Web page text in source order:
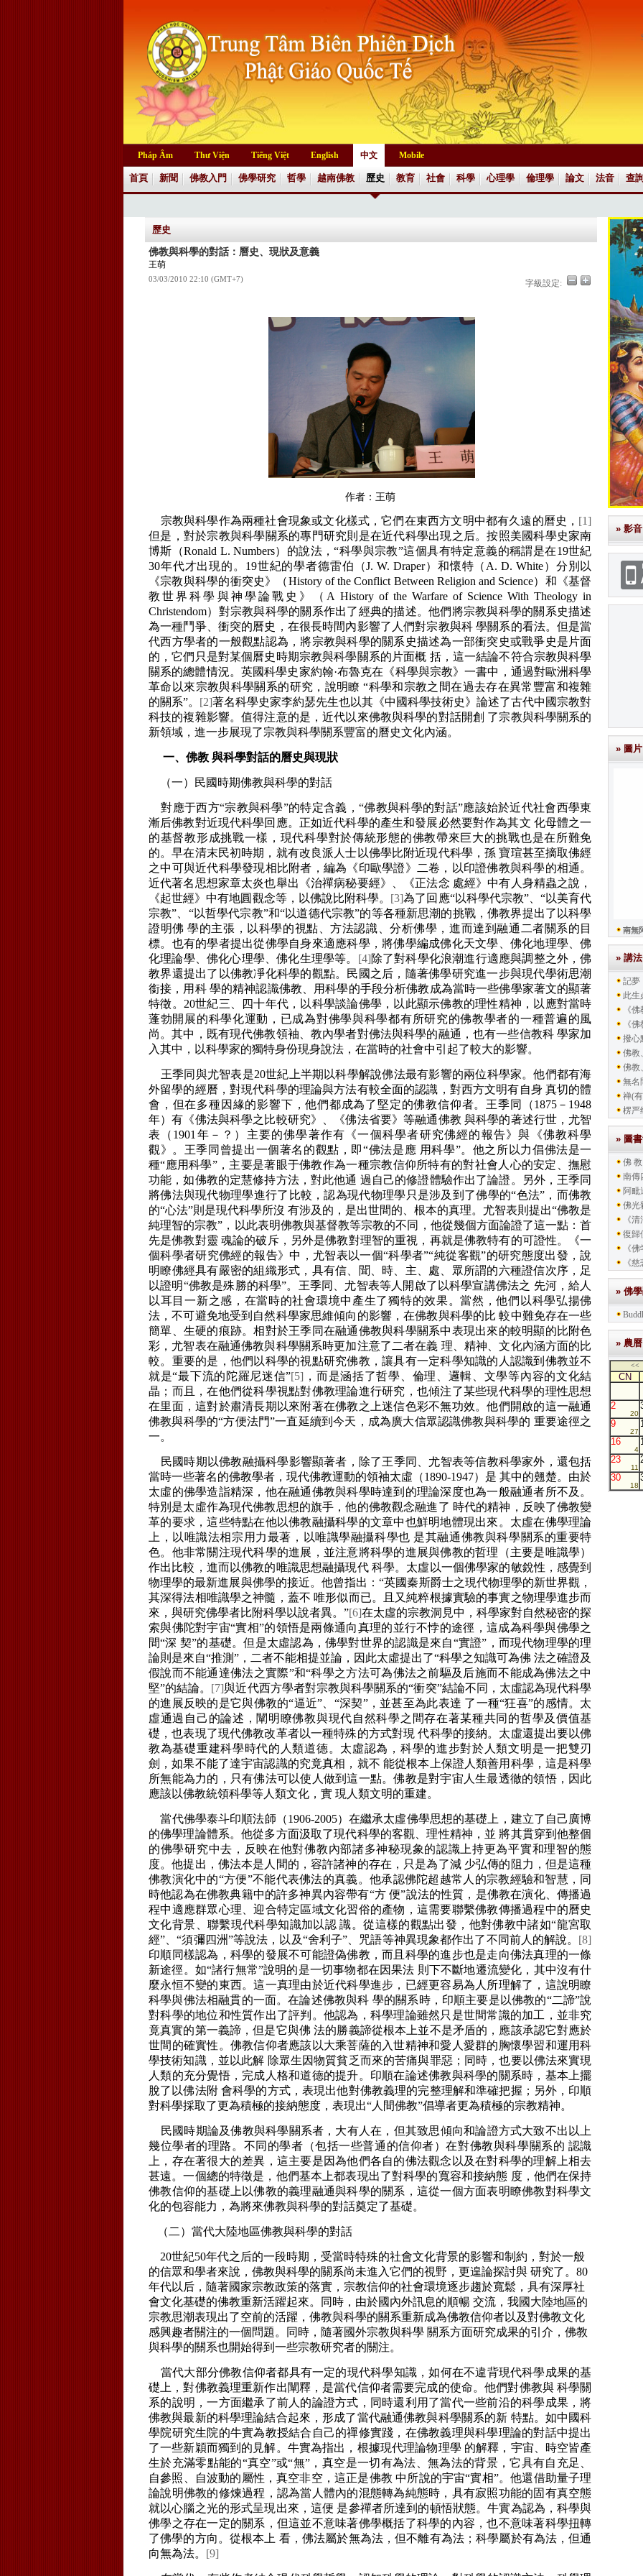
Pháp Âm Thư Viện Tiếng Việt English 中文 Mobile
首頁 新聞 佛教入門 佛學研究 哲學 越南佛教 歷史 教育 社會 科學 心理學 倫理學 論文 法音 查
歷史
佛教與科學的對話：曆史、現狀及意義
王萌
03/03/2010 22:10 (GMT+7) 字級設定:
作者：王萌
宗教與科學作為兩種社會現象或文化樣式，它們在東西方文明中都有久遠的曆史， [1]
但是，對於宗教與科學關系的專門研究則是在近代科學出現之后。按照美國科學史家南
博斯（Ronald L. Numbers）的說法，“科學與宗教”這個具有特定意義的稱謂是在19世紀
30年代才出現的。19世紀的學者德雷伯（J. W. Draper）和懷特（A. D. White）分別以
《宗教與科學的衝突史》（History of the Conflict Between Religion and Science）和《基督
教世界科學與神學論戰史》（A History of the Warfare of Science With Theology in
Christendom）對宗教與科學的關系作出了經典的描述。他們將宗教與科學的關系史描述
為一種鬥爭、衝突的曆史，在很長時間內影響了人們對宗教與科 學關系的看法。但是當
代西方學者的一般觀點認為，將宗教與科學的關系史描述為一部衝突史或戰爭史是片面
的，它們只是對某個曆史時期宗教與科學關系的片面概 括，這一結論不符合宗教與科學
關系的總體情況。英國科學史家約翰·布魯克在《科學與宗教》一書中，通過對歐洲科學
革命以來宗教與科學關系的研究，說明瞭 “科學和宗教之間在過去存在異常豐富和複雜
的關系”。 [2]著名科學史家李約瑟先生也以其《中國科學技術史》論述了古代中國宗教對
科技的複雜影響。值得注意的是，近代以來佛教與科學的對話開創 了宗教與科學關系的
新領域，進一步展現了宗教與科學關系豐富的曆史文化內涵。
一、佛教 與科學對話的曆史與現狀
（一）民國時期佛教與科學的對話
對應于西方“宗教與科學”的特定含義，“佛教與科學的對話”應該始於近代社會西學東
漸后佛教對近現代科學回應。正如近代科學的產生和發展必然要對作為其文 化母體之一
的基督教形成挑戰一樣，現代科學對於傳統形態的佛教帶來巨大的挑戰也是在所難免
的。早在清末民初時期，就有改良派人士以佛學比附近現代科學，孫 寶瑄甚至摘取佛經
之中可與近代科學發現相比附者，編為《印歐學證》二卷，以印證佛教與科學的相通。
近代著名思想家章太炎也舉出《治禪病秘要經》、《正法念 處經》中有人身精蟲之說，
《起世經》中有地圓觀念等，以佛說比附科學。 [3]為了回應“以科學代宗教”、“以美育代
宗教”、“以哲學代宗教”和“以道德代宗教”的等各種新思潮的挑戰，佛教界提出了以科學
證明佛 學的主張，以科學的視點、方法認識、分析佛學，進而達到融通二者關系的目
標。也有的學者提出從佛學自身來適應科學，將佛學編成佛化天文學、佛化地理學、佛
化理論學、佛化心理學、佛化生理學等。 [4]除了對科學化浪潮進行適應與調整之外，佛
教界還提出了以佛教凈化科學的觀點。民國之后，隨著佛學研究進一步與現代學術思潮
銜接，用科 學的精神認識佛教、用科學的手段分析佛教成為當時一些佛學家著文的顯著
特徵。20世紀三、四十年代，以科學談論佛學，以此顯示佛教的理性精神，以應對當時
蓬勃開展的科學化運動，已成為對佛學與科學都有所研究的佛教學者的一種普遍的風
尚。其中，既有現代佛教領袖、教內學者對佛法與科學的融通，也有一些信教科 學家加
入其中，以科學家的獨特身份現身說法，在當時的社會中引起了較大的影響。
王季同與尤智表是20世紀上半期以科學解說佛法最有影響的兩位科學家。他們都有海
外留學的經曆，對現代科學的理論與方法有較全面的認識，對西方文明有自身 真切的體
會，但在多種因緣的影響下，他們都成為了堅定的佛教信仰者。王季同（1875－1948
年）有《佛法與科學之比較研究》、《佛法省要》等融通佛教 與科學的著述行世，尤智
表（1901年－？）主要的佛學著作有《一個科學者研究佛經的報告》與《佛教科學
觀》。王季同曾提出一個著名的觀點，即“佛法是應 用科學”。他之所以力倡佛法是一
種“應用科學”，主要是著眼于佛教作為一種宗教信仰所特有的對社會人心的安定、撫慰
功能，如佛教的定慧修持方法，對此他通 過自己的修證體驗作出了論證。另外，王季同
將佛法與現代物理學進行了比較，認為現代物理學只是涉及到了佛學的“色法”，而佛教
的“心法”則是現代科學所沒 有涉及的，是出世間的、根本的真理。尤智表則提出“佛教是
純理智的宗教”，以此表明佛教與基督教等宗教的不同，他從幾個方面論證了這一點：首
先是佛教對靈 魂論的破斥，另外是佛教對理智的重視，再就是佛教特有的可證性。《一
個科學者研究佛經的報告》中，尤智表以一個“科學者”“純從客觀”的研究態度出發，說
明瞭佛經具有嚴密的組織形式，具有信、聞、時、主、處、眾所謂的六種證信次序，足
以證明“佛教是殊勝的科學”。王季同、尤智表等人開啟了以科學宣講佛法之 先河，給人
以耳目一新之感，在當時的社會環境中產生了獨特的效果。當然，他們以科學弘揚佛
法，不可避免地受到自然科學家思維傾向的影響，在佛教與科學的比 較中難免存在一些
簡單、生硬的痕跡。相對於王季同在融通佛教與科學關系中表現出來的較明顯的比附色
彩，尤智表在融通佛教與科學關系時更加注意了二者在義 理、精神、文化內涵方面的比
較。重要的是，他們以科學的視點研究佛教，讓具有一定科學知識的人認識到佛教並不
就是“最下流的陀羅尼迷信”[5] ，而是涵括了哲學、倫理、邏輯、文學等內容的文化結
晶；而且，在他們從科學視點對佛教理論進行研究，也傾注了某些現代科學的理性思想
在里面，這對於肅清長期以來附著在佛教之上迷信色彩不無功效。他們開啟的這一融通
佛教與科學的“方便法門”一直延續到今天，成為廣大信眾認識佛教與科學的 重要途徑之
一。
民國時期以佛教融攝科學影響顯著者，除了王季同、尤智表等信教科學家外，還包括
當時一些著名的佛教學者，現代佛教運動的領袖太虛（1890-1947）是 其中的翹楚。由於
太虛的佛學造詣精深，他在融通佛教與科學時達到的理論深度也為一般融通者所不及。
特別是太虛作為現代佛教思想的旗手，他的佛教觀念融進了 時代的精神，反映了佛教變
革的要求，這些特點在他以佛教融攝科學的文章中也鮮明地體現出來。太虛在佛學理論
上，以唯識法相宗用力最著，以唯識學融攝科學也 是其融通佛教與科學關系的重要特
色。他非常關注現代科學的進展，並注意將科學的進展與佛教的哲理（主要是唯識學）
作出比較，進而以佛教的唯識思想融攝現代 科學。太虛以一個佛學家的敏銳性，感覺到
物理學的最新進展與佛學的接近。他曾指出：“英國秦斯爵士之現代物理學的新世界觀，
其深得法相唯識學之神髓，蓋不 唯形似而已。且又純粹根據實驗的事實之物理學進步而
來，與研究佛學者比附科學以說者異。”[6]在太虛的宗教洞見中，科學家對自然秘密的探
索與佛陀對宇宙“實相”的領悟是兩條通向真理的並行不悖的途徑，這成為科學與佛學之
間“深 契”的基礎。但是太虛認為，佛學對世界的認識是來自“實證”，而現代物理學的理
論則是來自“推測”，二者不能相提並論，因此太虛提出了“科學之知識可為佛 法之確證及
假說而不能通達佛法之實際”和“科學之方法可為佛法之前驅及后施而不能成為佛法之中
堅”的結論。 [7]與近代西方學者對宗教與科學關系的“衝突”結論不同，太虛認為現代科學
的進展反映的是它與佛教的“逼近”、“深契”，並甚至為此表達 了一種“狂喜”的感情。太
虛通過自己的論述，闡明瞭佛教與現代自然科學之間存在著某種共同的哲學及價值基
礎，也表現了現代佛教改革者以一種特殊的方式對現 代科學的接納。太虛還提出要以佛
教為基礎重建科學時代的人類道德。太虛認為，科學的進步對於人類文明是一把雙刃
劍，如果不能了達宇宙認識的究竟真相，就不 能從根本上保證人類善用科學，這是科學
所無能為力的，只有佛法可以使人做到這一點。佛教是對宇宙人生最透徹的領悟，因此
應該以佛教統領科學等人類文化，實 現人類文明的重建。
當代佛學泰斗印順法師（1906-2005）在繼承太虛佛學思想的基礎上，建立了自己廣博
的佛學理論體系。他從多方面汲取了現代科學的客觀、理性精神，並 將其貫穿到他整個
的佛學研究中去，反映在他對佛教內部諸多神秘現象的認識上持更為平實和理智的態
度。他提出，佛法本是人間的，容許諸神的存在，只是為了減 少弘傳的阻力，但是這種
佛教演化中的“方便”不能代表佛法的真義。他承認佛陀超越常人的宗教經驗和智慧，同
時他認為在佛教典籍中的許多神異內容帶有“方 便”說法的性質，是佛教在演化、傳播過
程中適應群眾心理、迎合特定區域文化習俗的產物，這需要聯繫佛教傳播過程中的曆史
文化背景、聯繫現代科學知識加以認 識。從這樣的觀點出發，他對佛教中諸如“龍宮取
經”、“須彌四洲”等說法，以及“舍利子”、咒語等神異現象都作出了不同前人的解說。 [8]
印順同樣認為，科學的發展不可能證偽佛教，而且科學的進步也是走向佛法真理的一條
新途徑。如“諸行無常”說明的是一切事物都在因果法 則下不斷地遷流變化，其中沒有什
麼永恒不變的東西。這一真理由於近代科學進步，已經更容易為人所理解了，這說明瞭
科學與佛法相融貫的一面。在論述佛教與科 學的關系時，印順主要是以佛教的“二諦”說
對科學的地位和性質作出了評判。他認為，科學理論雖然只是世間常識的加工，並非究
竟真實的第一義諦，但是它與佛 法的勝義諦從根本上並不是矛盾的，應該承認它對應於
世間的確實性。佛教信仰者應該以大乘菩薩的入世精神和愛人愛群的胸懷學習和運用科
學技術知識，並以此解 除眾生因物質貧乏而來的苦痛與罪惡；同時，也要以佛法來實現
人類的充分覺悟，完成人格和道德的提升。印順在論述佛教與科學的關系時，基本上擺
脫了以佛法附 會科學的方式，表現出他對佛教義理的完整理解和準確把握；另外，印順
對科學採取了更為積極的接納態度，表現出“人間佛教”倡導者更為積極的宗教精神。
民國時期論及佛教與科學關系者，大有人在，但其致思傾向和論證方式大致不出以上
幾位學者的理路。不同的學者（包括一些普通的信仰者）在對佛教與科學關系的 認識
上，存在著很大的差異，這主要是因為他們各自的佛法觀念以及在對科學的理解上相去
甚遠。一個總的特徵是，他們基本上都表現出了對科學的寬容和接納態 度，他們在保持
佛教信仰的基礎上以佛教的義理融通與科學的關系，這從一個方面表明瞭佛教對科學文
化的包容能力，為將來佛教與科學的對話奠定了基礎。
（二）當代大陸地區佛教與科學的對話
20世紀50年代之后的一段時期，受當時特殊的社會文化背景的影響和制約，對於一般
的信眾和學者來說，佛教與科學的關系尚未進入它們的視野，更遑論探討與 研究了。80
年代以后，隨著國家宗教政策的落實，宗教信仰的社會環境逐步趨於寬鬆，具有深厚社
會文化基礎的佛教重新活躍起來。同時，由於國內外訊息的順暢 交流，我國大陸地區的
宗教思潮表現出了空前的活躍，佛教與科學的關系重新成為佛教信仰者以及對佛教文化
感興趣者關注的一個問題。同時，隨著國外宗教與科學 關系方面研究成果的引介，佛教
與科學的關系也開始得到一些宗教研究者的關注。
當代大部分佛教信仰者都具有一定的現代科學知識，如何在不違背現代科學成果的基
礎上，對佛教義理重新作出闡釋，是當代信仰者需要完成的使命。他們對佛教與 科學關
系的說明，一方面繼承了前人的論證方式，同時還利用了當代一些前沿的科學成果，將
佛教與最新的科學理論結合起來，形成了當代融通佛教與科學關系的新 特點。如中國科
學院研究生院的牛實為教授結合自己的禪修實踐，在佛教義理與科學理論的對話中提出
了一些新穎而獨到的見解。牛實為指出，根據現代理論物理學 的解釋，宇宙、時空皆產
生於充滿零點能的“真空”或“無”，真空是一切有為法、無為法的背景，它具有自充足、
自參照、自波動的屬性，真空非空，這正是佛教 中所說的宇宙“實相”。他還借助量子理
論說明佛教的修煉過程，認為當人體內的混態轉為純態時，具有寂照功能的固有真空態
就以心腦之光的形式呈現出來，這便 是參禪者所達到的頓悟狀態。牛實為認為，科學與
佛學之存在一定的關系，但這並不意味著佛學概括了科學的內容，也不意味著科學扭轉
了佛學的方向。從根本上 看，佛法屬於無為法，但不離有為法；科學屬於有為法，但通
向無為法。 [9]
» 影音
» 圖片
南無
» 講法
記夢
此生
《
《
撥心
佛教
佛教
無名
禅(
楞严
» 圖
佛
南傳
阿毗
佛光
《
復歸
《
《
» 佛
» 農曆
<<
CN
2
20
9
27
16
4
23
11
30
18